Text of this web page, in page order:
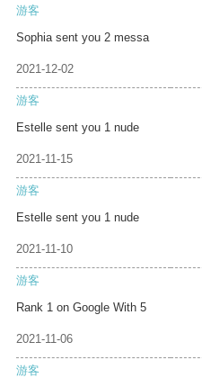
游客
Sophia sent you 2 messa
2021-12-02
游客
Estelle sent you 1 nude
2021-11-15
游客
Estelle sent you 1 nude
2021-11-10
游客
Rank 1 on Google With 5
2021-11-06
游客